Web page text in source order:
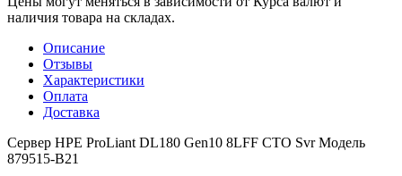
наличия товара на складах.
Описание
Отзывы
Характеристики
Оплата
Доставка
Сервер HPE ProLiant DL180 Gen10 8LFF CTO Svr Модель
879515-B21